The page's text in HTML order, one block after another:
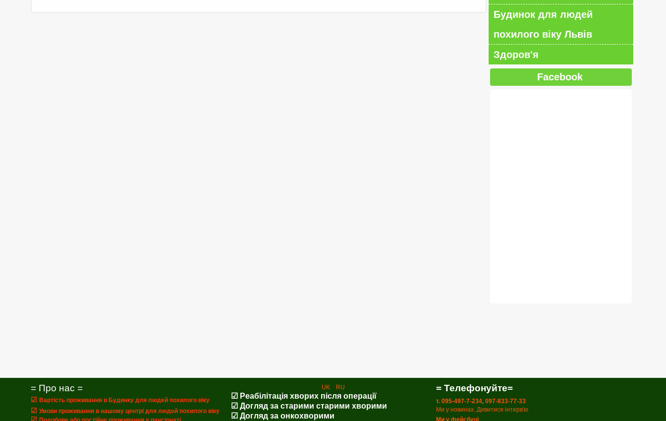
Будинок для людей
похилого віку Львів
Здоров'я
Facebook
= Про нас =
☑ Вартість проживання в Будинку для людей похилого віку
☑ Умови проживання в нашому центрі для людей похилого віку
UK RU
☑ Реабілітація хворих після операції
☑ Догляд за старими старими хворими
☑ Догляд за онкохворими
= Телефонуйте=
т. 095-497-7-234, 097-833-77-33
Ми у новинах. Дивитися інтерв'ю
Ми у фейсбуці